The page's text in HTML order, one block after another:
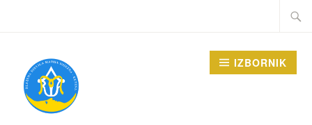
Traži:
IZBORNIK